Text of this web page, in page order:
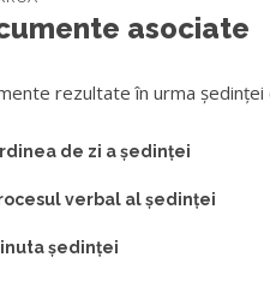
asociate
rezultate în urma ședinței
de zi a ședinței
verbal al ședinței
ședinței